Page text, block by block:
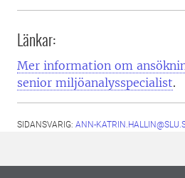
Länkar:
Mer information om
senior miljöanalysspecialist.
SIDANSVARIG: ANN-